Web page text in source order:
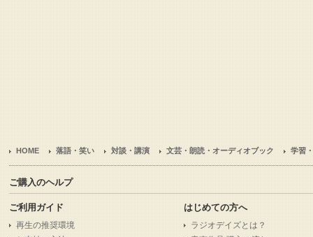
HOME 落語・笑い 対談・講演 文芸・朗読・オーディオブック 学習
ご購入のヘルプ
ご利用ガイド
再生の推奨環境
はじめての方へ
ラジオデイズとは？